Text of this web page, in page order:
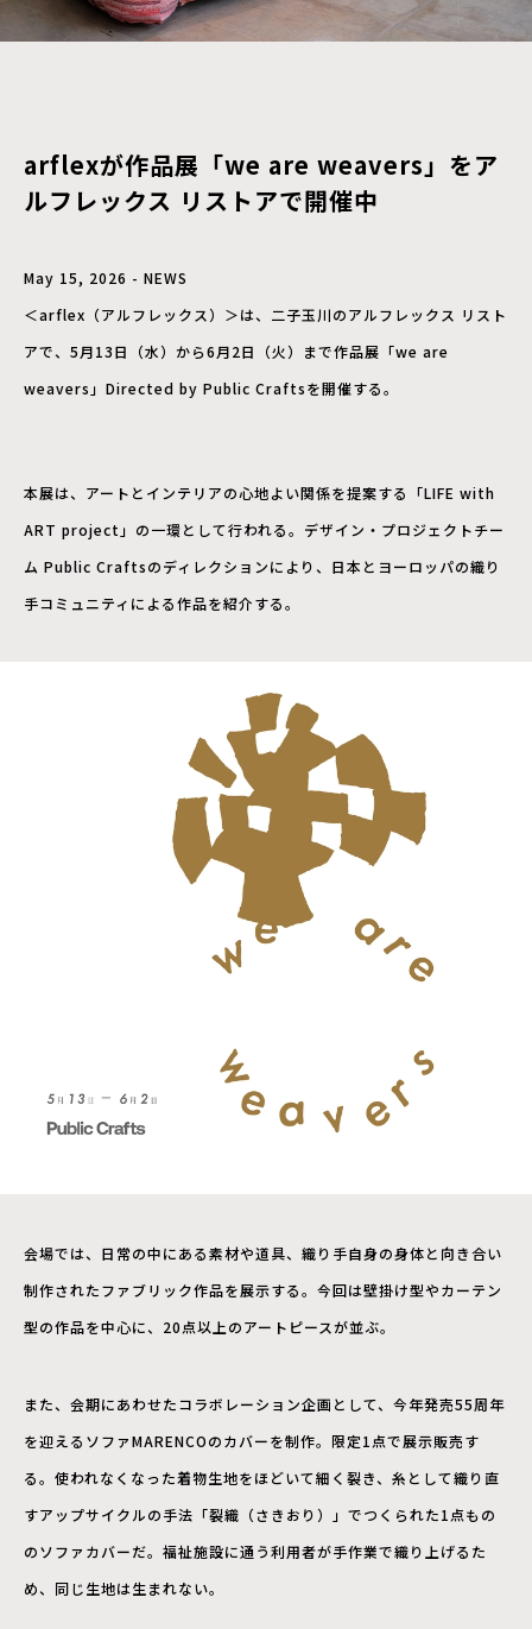
arflexが作品展「we are weavers」をア
ルフレックス リストアで開催中
May 15, 2026 - NEWS
＜arflex（アルフレックス）＞は、二子玉川のアルフレックス リスト
アで、5月13日（水）から6月2日（火）まで作品展「we are
weavers」Directed by Public Craftsを開催する。
本展は、アートとインテリアの心地よい関係を提案する「LIFE with
ART project」の一環として行われる。デザイン・プロジェクトチー
ム Public Craftsのディレクションにより、日本とヨーロッパの織り
手コミュニティによる作品を紹介する。
会場では、日常の中にある素材や道具、織り手自身の身体と向き合い
制作されたファブリック作品を展示する。今回は壁掛け型やカーテン
型の作品を中心に、20点以上のアートピースが並ぶ。
また、会期にあわせたコラボレーション企画として、今年発売55周年
を迎えるソファMARENCOのカバーを制作。限定1点で展示販売す
る。使われなくなった着物生地をほどいて細く裂き、糸として織り直
すアップサイクルの手法「裂織（さきおり）」でつくられた1点もの
のソファカバーだ。福祉施設に通う利用者が手作業で織り上げるた
め、同じ生地は生まれない。